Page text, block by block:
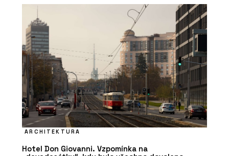
ARCHITEKTURA
Hotel Don Giovanni. Vzpomínka na